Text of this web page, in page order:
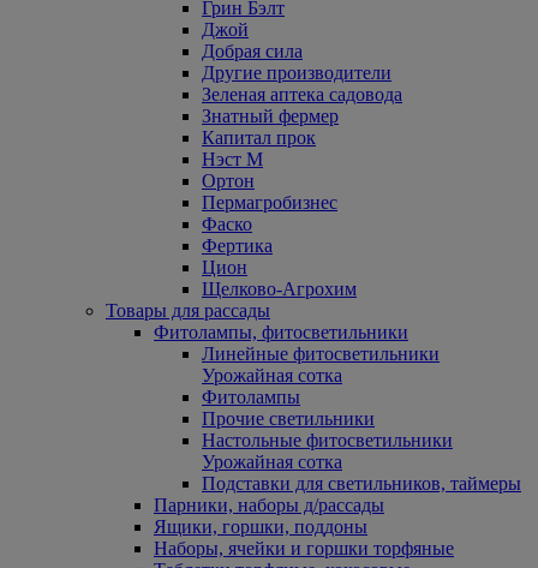
Грин Бэлт
Джой
Добрая сила
Другие производители
Зеленая аптека садовода
Знатный фермер
Капитал прок
Нэст М
Ортон
Пермагробизнес
Фаско
Фертика
Цион
Щелково-Агрохим
Товары для рассады
Фитолампы, фитосветильники
Линейные фитосветильники
Урожайная сотка
Фитолампы
Прочие светильники
Настольные фитосветильники
Урожайная сотка
Подставки для светильников, таймеры
Парники, наборы д/рассады
Ящики, горшки, поддоны
Наборы, ячейки и горшки торфяные